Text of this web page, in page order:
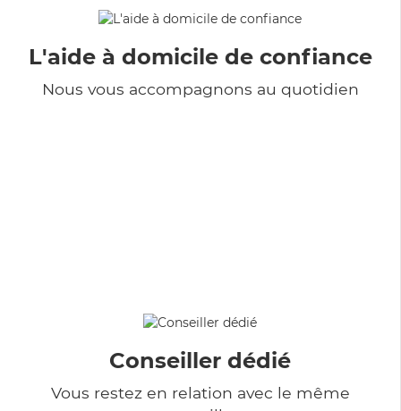
L'aide à domicile de confiance
Nous vous accompagnons au quotidien
Conseiller dédié
Vous restez en relation avec le même